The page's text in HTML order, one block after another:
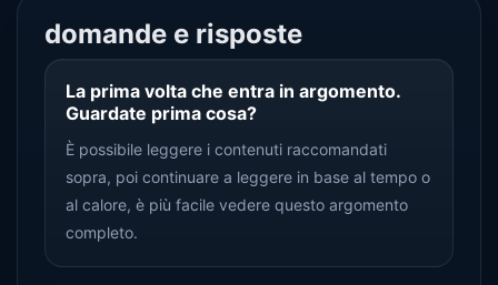
domande e risposte
La prima volta che entra in argomento.
Guardate prima cosa?
È possibile leggere i contenuti raccomandati
sopra, poi continuare a leggere in base al tempo o
al calore, è più facile vedere questo argomento
completo.